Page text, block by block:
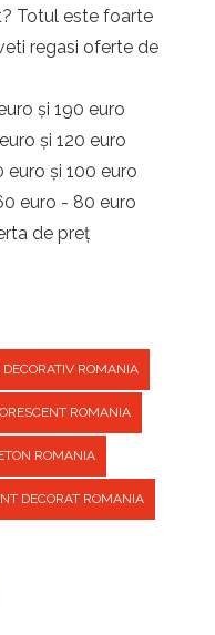
Totul este foarte
regasi oferte de
și 190 euro
și 120 euro
euro și 100 euro
euro - 80 euro
de preț
DECORATIV ROMANIA
ROMANIA
ROMANIA
DECORAT ROMANIA